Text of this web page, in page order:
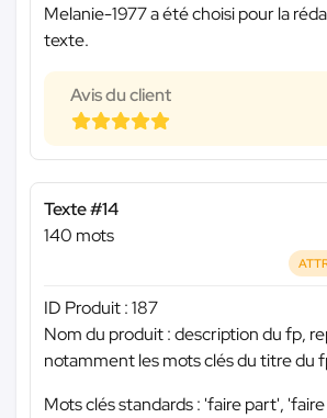
Melanie-1977 a été choisi pour la
texte.
Avis du client
Texte #14
140 mots
ID Produit : 187
Nom du produit : description du fp,
notamment les mots clés du titre du
Mots clés standards : 'faire part',